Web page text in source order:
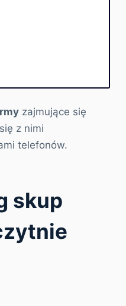
zajmujące się
z nimi
telefonów.
skup